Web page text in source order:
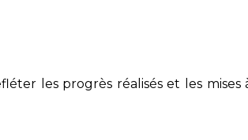
les progrès réalisés et les mises